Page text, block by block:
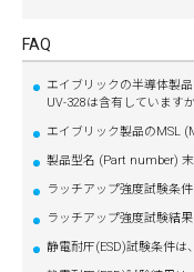
FAQ
エイブリックの半導体製
UV-328は含有しています
エイブリック製品のMSL
製品型名 (Part number)
ラッチアップ強度試験条
ラッチアップ強度試験結
静電耐圧(ESD)試験条件は